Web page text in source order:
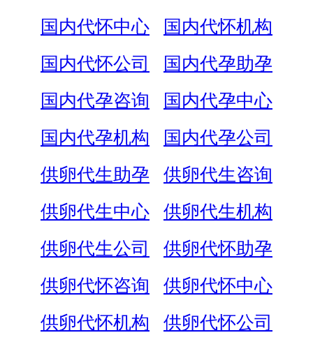
国内代怀中心
国内代怀机构
国内代怀公司
国内代孕助孕
国内代孕咨询
国内代孕中心
国内代孕机构
国内代孕公司
供卵代生助孕
供卵代生咨询
供卵代生中心
供卵代生机构
供卵代生公司
供卵代怀助孕
供卵代怀咨询
供卵代怀中心
供卵代怀机构
供卵代怀公司